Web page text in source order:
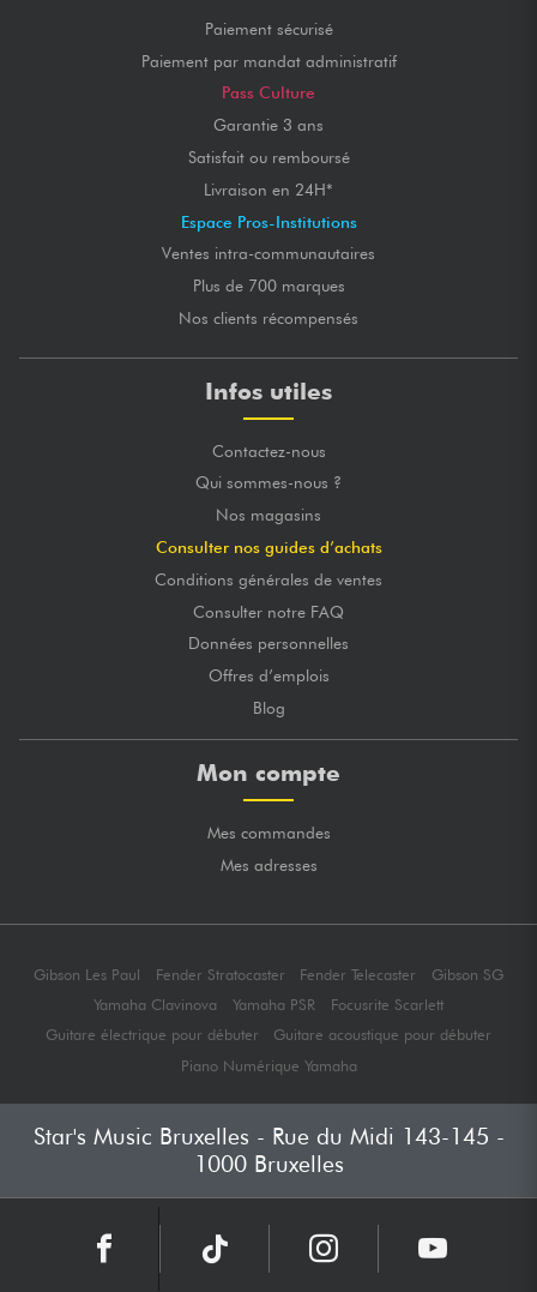
Paiement sécurisé
Paiement par mandat administratif
Pass Culture
Garantie 3 ans
Satisfait ou remboursé
Livraison en 24H*
Espace Pros-Institutions
Ventes intra-communautaires
Plus de 700 marques
Nos clients récompensés
Infos utiles
Contactez-nous
Qui sommes-nous ?
Nos magasins
Consulter nos guides d’achats
Conditions générales de ventes
Consulter notre FAQ
Données personnelles
Offres d’emplois
Blog
Mon compte
Mes commandes
Mes adresses
Gibson Les Paul Fender Stratocaster Fender Telecaster
Gibson SG
Yamaha Clavinova
Yamaha PSR
Focusrite Scarlett
Guitare électrique pour débuter
Guitare acoustique pour débuter
Piano Numérique Yamaha
Star's Music Bruxelles - Rue du Midi 143-145 -
1000 Bruxelles